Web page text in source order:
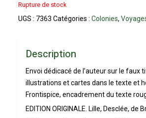
Rupture de stock
UGS : 7363 Catégories : Colonies,
Description
Envoi dédicacé de l’auteur sur le faux
illustrations et cartes dans le texte et
Frontispice, encadrement du texte
EDITION ORIGINALE. Lille, Desclée, de